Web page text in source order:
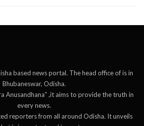
based news portal. The head office of is in
Bhubaneswar, Odisha.
Anusandhana” ,it aims to provide the truth in
every news.
reporters from all around Odisha. It unveils